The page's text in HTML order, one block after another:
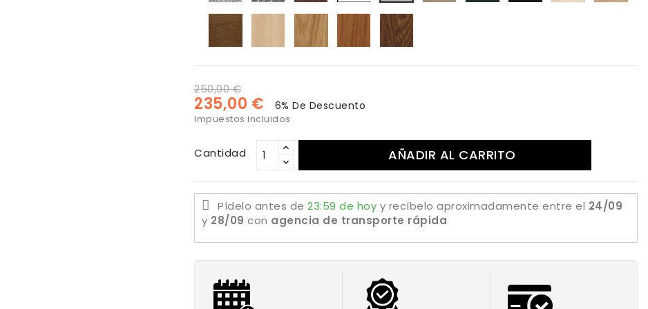
Gaudi
803
Gaudi
802
Gaudi
807
mate
69
haya
Nogal
Roble
blanqueado
Roble
roble
medio
Roble
oscuro
250,00 €
235,00 € 6% De Descuento
Impuestos incluidos
Cantidad AÑADIR AL CARRITO
Pídelo antes de 23:59 de hoy y recíbelo aproximadamente entre el 24/09
y 28/09 con agencia de transporte rápida